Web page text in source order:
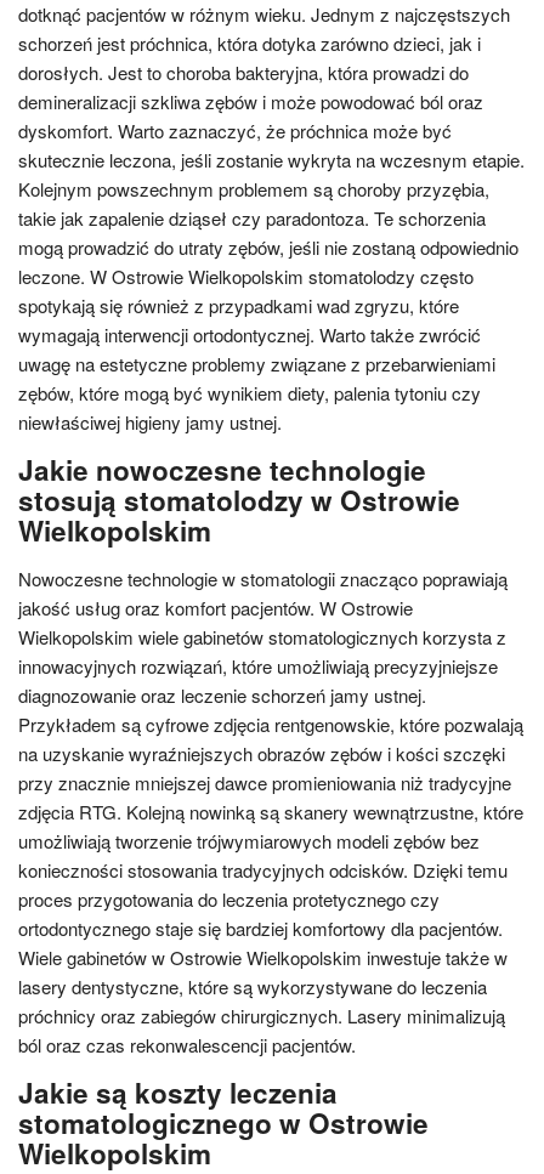
dotknąć pacjentów w różnym wieku. Jednym z najczęstszych
schorzeń jest próchnica, która dotyka zarówno dzieci, jak i
dorosłych. Jest to choroba bakteryjna, która prowadzi do
demineralizacji szkliwa zębów i może powodować ból oraz
dyskomfort. Warto zaznaczyć, że próchnica może być
skutecznie leczona, jeśli zostanie wykryta na wczesnym etapie.
Kolejnym powszechnym problemem są choroby przyzębia,
takie jak zapalenie dziąseł czy paradontoza. Te schorzenia
mogą prowadzić do utraty zębów, jeśli nie zostaną odpowiednio
leczone. W Ostrowie Wielkopolskim stomatolodzy często
spotykają się również z przypadkami wad zgryzu, które
wymagają interwencji ortodontycznej. Warto także zwrócić
uwagę na estetyczne problemy związane z przebarwieniami
zębów, które mogą być wynikiem diety, palenia tytoniu czy
niewłaściwej higieny jamy ustnej.
Jakie nowoczesne technologie
stosują stomatolodzy w Ostrowie
Wielkopolskim
Nowoczesne technologie w stomatologii znacząco poprawiają
jakość usług oraz komfort pacjentów. W Ostrowie
Wielkopolskim wiele gabinetów stomatologicznych korzysta z
innowacyjnych rozwiązań, które umożliwiają precyzyjniejsze
diagnozowanie oraz leczenie schorzeń jamy ustnej.
Przykładem są cyfrowe zdjęcia rentgenowskie, które pozwalają
na uzyskanie wyraźniejszych obrazów zębów i kości szczęki
przy znacznie mniejszej dawce promieniowania niż tradycyjne
zdjęcia RTG. Kolejną nowinką są skanery wewnątrzustne, które
umożliwiają tworzenie trójwymiarowych modeli zębów bez
konieczności stosowania tradycyjnych odcisków. Dzięki temu
proces przygotowania do leczenia protetycznego czy
ortodontycznego staje się bardziej komfortowy dla pacjentów.
Wiele gabinetów w Ostrowie Wielkopolskim inwestuje także w
lasery dentystyczne, które są wykorzystywane do leczenia
próchnicy oraz zabiegów chirurgicznych. Lasery minimalizują
ból oraz czas rekonwalescencji pacjentów.
Jakie są koszty leczenia
stomatologicznego w Ostrowie
Wielkopolskim